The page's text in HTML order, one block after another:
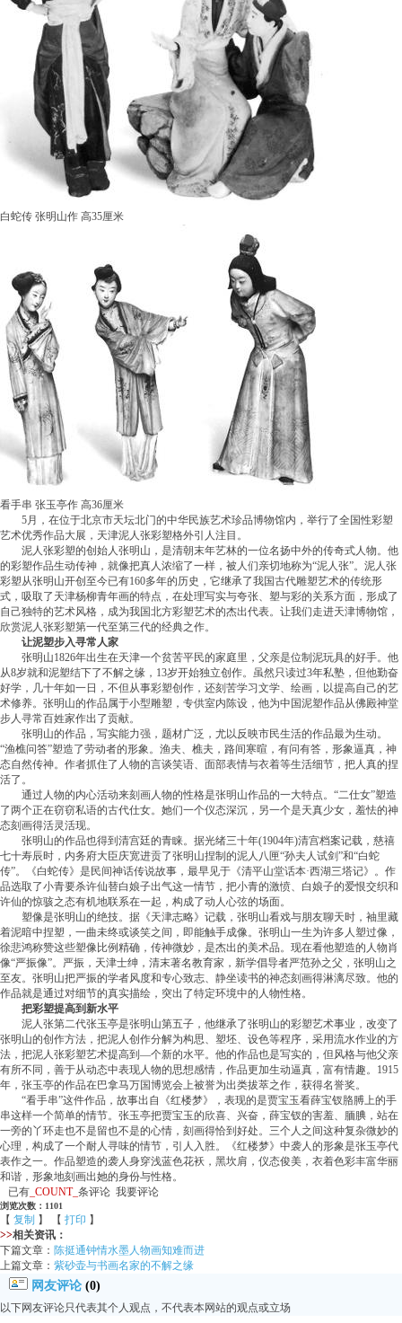
白蛇传 张明山作 高35厘米
看手串 张玉亭作 高36厘米
5月，在位于北京市天坛北门的中华民族艺术珍品博物馆内，举行了全国性彩塑
艺术优秀作品大展，天津泥人张彩塑格外引人注目。
泥人张彩塑的创始人张明山，是清朝末年艺林的一位名扬中外的传奇式人物。他
的彩塑作品生动传神，就像把真人浓缩了一样，被人们亲切地称为“泥人张”。泥人张
彩塑从张明山开创至今已有160多年的历史，它继承了我国古代雕塑艺术的传统形
式，吸取了天津杨柳青年画的特点，在处理写实与夸张、塑与彩的关系方面，形成了
自己独特的艺术风格，成为我国北方彩塑艺术的杰出代表。让我们走进天津博物馆，
欣赏泥人张彩塑第一代至第三代的经典之作。
让泥塑步入寻常人家
张明山1826年出生在天津一个贫苦平民的家庭里，父亲是位制泥玩具的好手。他
从8岁就和泥塑结下了不解之缘，13岁开始独立创作。虽然只读过3年私塾，但他勤奋
好学，几十年如一日，不但从事彩塑创作，还刻苦学习文学、绘画，以提高自己的艺
术修养。张明山的作品属于小型雕塑，专供室内陈设，他为中国泥塑作品从佛殿神堂
步人寻常百姓家作出了贡献。
张明山的作品，写实能力强，题材广泛，尤以反映市民生活的作品最为生动。
“渔樵问答”塑造了劳动者的形象。渔夫、樵夫，路间寒暄，有问有答，形象逼真，神
态自然传神。作者抓住了人物的言谈笑语、面部表情与衣着等生活细节，把人真的捏
活了。
通过人物的内心活动来刻画人物的性格是张明山作品的一大特点。“二仕女”塑造
了两个正在窃窃私语的古代仕女。她们一个仪态深沉，另一个是天真少女，羞怯的神
态刻画得活灵活现。
张明山的作品也得到清宫廷的青睐。据光绪三十年(1904年)清宫档案记载，慈禧
七十寿辰时，内务府大臣庆宽进贡了张明山捏制的泥人八匣“孙夫人试剑”和“白蛇
传”。《白蛇传》是民间神话传说故事，最早见于《清平山堂话本·西湖三塔记》。作
品选取了小青要杀许仙替白娘子出气这一情节，把小青的激愤、白娘子的爱恨交织和
许仙的惊骇之态有机地联系在一起，构成了动人心弦的场面。
塑像是张明山的绝技。据《天津志略》记载，张明山看戏与朋友聊天时，袖里藏
着泥暗中捏塑，一曲未终或谈笑之间，即能触手成像。张明山一生为许多人塑过像，
徐悲鸿称赞这些塑像比例精确，传神微妙，是杰出的美术品。现在看他塑造的人物肖
像“严振像”。严振，天津士绅，清末著名教育家，新学倡导者严范孙之父，张明山之
至友。张明山把严振的学者风度和专心致志、静坐读书的神态刻画得淋漓尽致。他的
作品就是通过对细节的真实描绘，突出了特定环境中的人物性格。
把彩塑提高到新水平
泥人张第二代张玉亭是张明山第五子，他继承了张明山的彩塑艺术事业，改变了
张明山的创作方法，把泥人创作分解为构思、塑坯、设色等程序，采用流水作业的方
法，把泥人张彩塑艺术提高到—个新的水平。他的作品也是写实的，但风格与他父亲
有所不同，善于从动态中表现人物的思想感情，作品更加生动逼真，富有情趣。1915
年，张玉亭的作品在巴拿马万国博览会上被誉为出类拔萃之作，获得名誉奖。
“看手串”这件作品，故事出自《红楼梦》，表现的是贾宝玉看薛宝钗胳膊上的手
串这样一个简单的情节。张玉亭把贾宝玉的欣喜、兴奋，薛宝钗的害羞、腼腆，站在
一旁的丫环走也不是留也不是的心情，刻画得恰到好处。三个人之间这种复杂微妙的
心理，构成了一个耐人寻味的情节，引人入胜。《红楼梦》中袭人的形象是张玉亭代
表作之一。作品塑造的袭人身穿浅蓝色花袄，黑坎肩，仪态俊美，衣着色彩丰富华丽
和谐，形象地刻画出她的身份与性格。
已有 _COUNT_ 条评论 我要评论
浏览次数：1101
【 复制 】 【 打印 】
>>相关资讯：
下篇文章： 陈挺通钟情水墨人物画知难而进
上篇文章： 紫砂壶与书画名家的不解之缘
网友评论 (0)
以下网友评论只代表其个人观点，不代表本网站的观点或立场